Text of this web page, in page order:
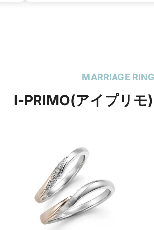
MARRIAGE RING
I-PRIMO(アイプリモ